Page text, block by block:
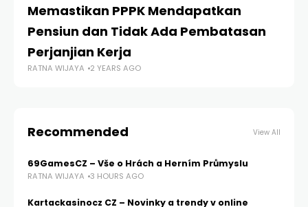
Memastikan PPPK Mendapatkan
Pensiun dan Tidak Ada Pembatasan
Perjanjian Kerja
RATNA WIJAYA 2 YEARS AGO
Recommended View All
69GamesCZ – Vše o Hrách a Herním Průmyslu
RATNA WIJAYA 3 HOURS AGO
Kartackasinocz CZ – Novinky a trendy v online